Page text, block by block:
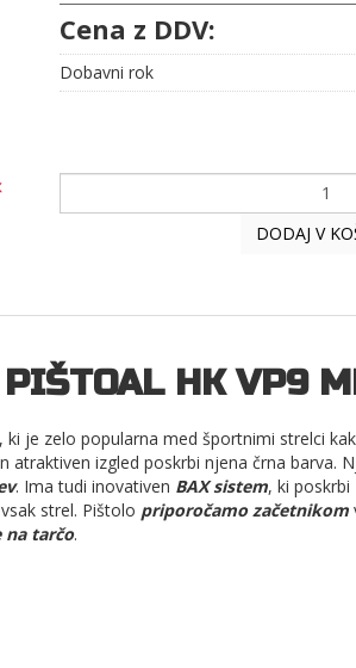
Cena z DDV:
Dobavni rok
DODAJ V
HK VP9
ki je zelo popularna med športnimi strelci
atraktiven izgled poskrbi njena črna barva.
. Ima tudi inovativen BAX sistem, ki poskrbi
strel. Pištolo priporočamo začetnikom
na tarčo.